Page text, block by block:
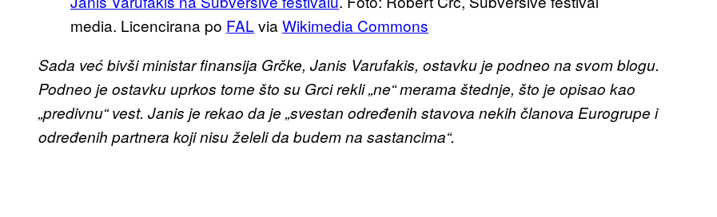
media. Licencirana po FAL via Wikimedia Commons
Sada već bivši ministar finansija Grčke, Janis Varufakis, ostavku je podneo na svom blogu.
Podneo je ostavku uprkos tome što su Grci rekli „ne“ merama štednje, što je opisao kao
„predivnu“ vest. Janis je rekao da je „svestan određenih stavova nekih članova Eurogrupe i
određenih partnera koji nisu želeli da budem na sastancima“.